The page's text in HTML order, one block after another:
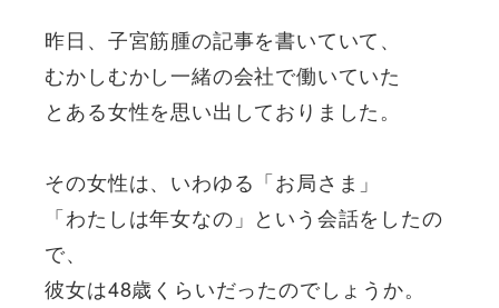
昨日、子宮筋腫の記事を書いていて、
むかしむかし一緒の会社で働いていた
とある女性を思い出しておりました。
その女性は、いわゆる「お局さま」
「わたしは年女なの」という会話をしたの
で、
彼女は48歳くらいだったのでしょうか。